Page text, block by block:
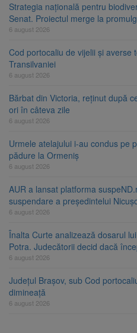
Strategia națională pentru
Senat. Proiectul merge la
6 august 2026
Cod portocaliu de vijelii și
Transilvaniei
6 august 2026
Bărbat din Victoria, reținut după
ori în câteva zile
6 august 2026
Urmele atelajului i-au condus pe
pădure la Ormeniș
6 august 2026
AUR a lansat platforma
suspendare a președintelui
6 august 2026
Înalta Curte analizează dosarul
Potra. Judecătorii decid dacă
6 august 2026
Județul Brașov, sub Cod
dimineață
6 august 2026